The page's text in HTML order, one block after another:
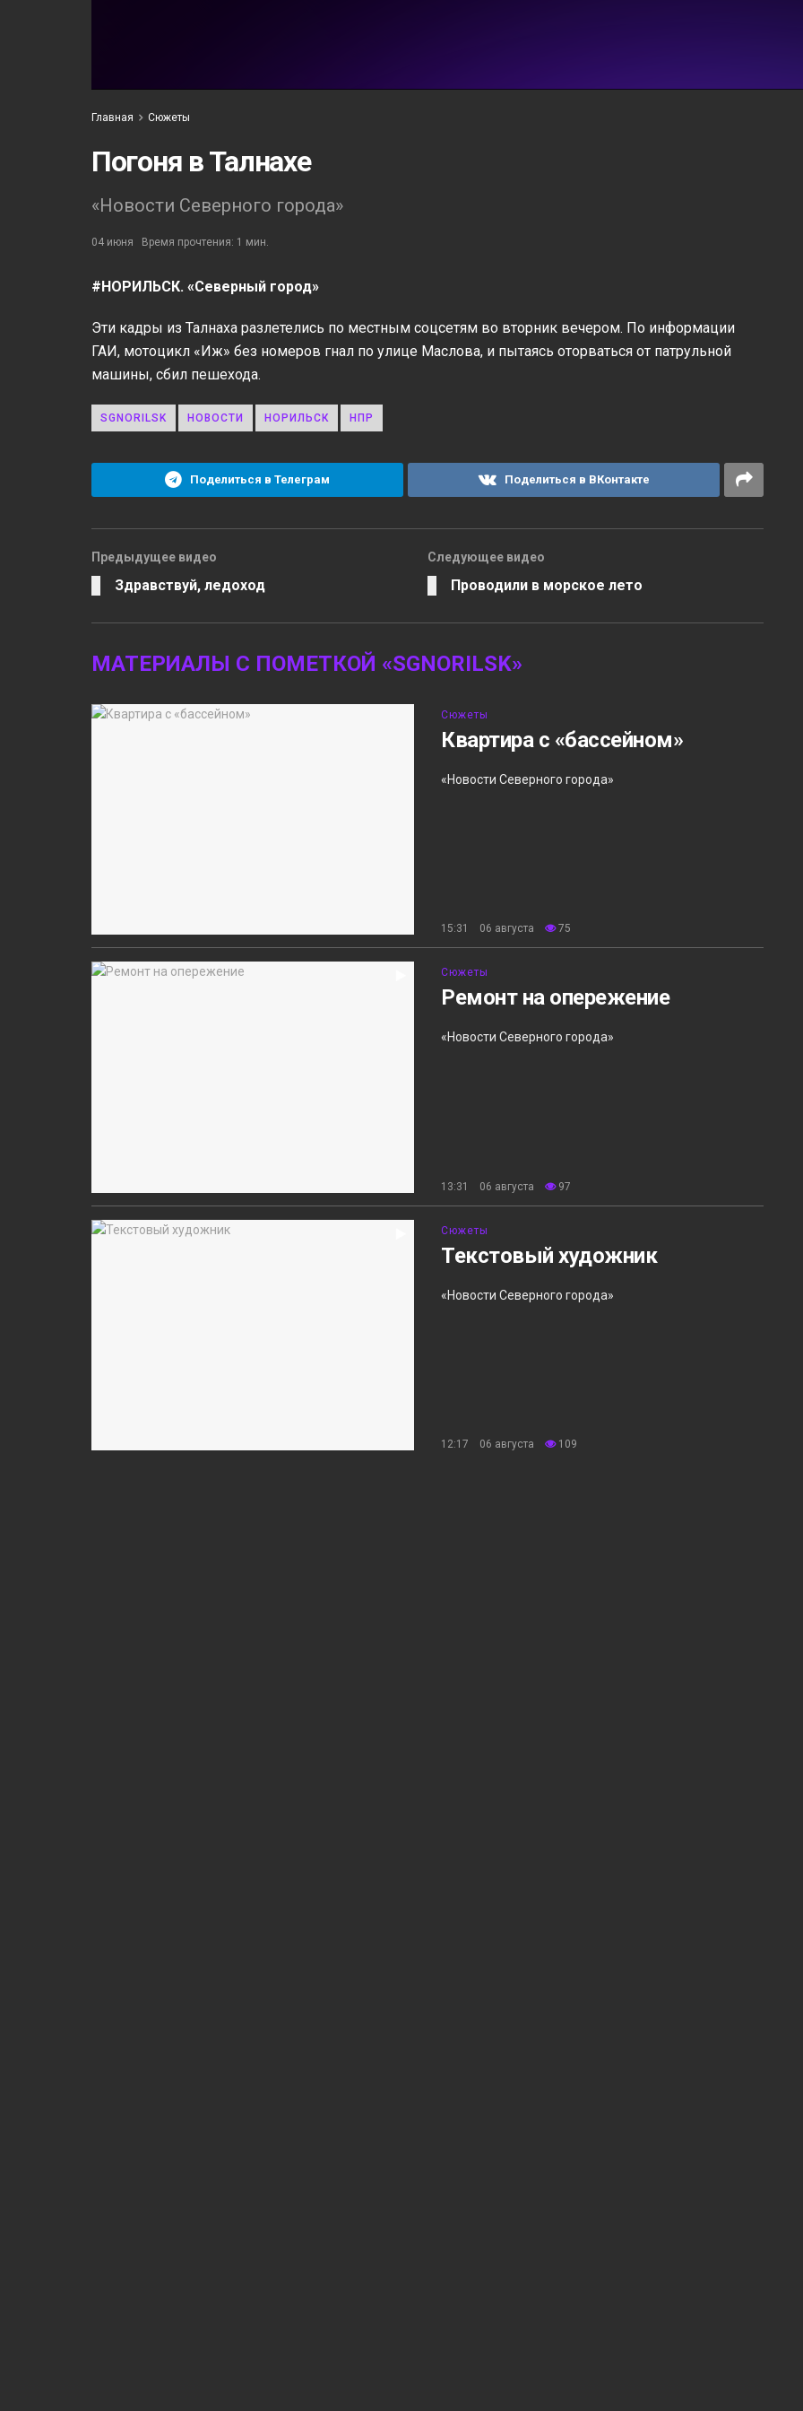
Главная Сюжеты
Погоня в Талнахе
«Новости Северного города»
04 июня Время прочтения: 1 мин.
#НОРИЛЬСК. «Северный город»
Эти кадры из Талнаха разлетелись по местным соцсетям во вторник вечером. По информации
ГАИ, мотоцикл «Иж» без номеров гнал по улице Маслова, и пытаясь оторваться от патрульной
машины, сбил пешехода.
SGNORILSK НОВОСТИ НОРИЛЬСК НПР
Поделиться в Телеграм Поделиться в ВКонтакте
Предыдущее видео
Здравствуй, ледоход
Следующее видео
Проводили в морское лето
МАТЕРИАЛЫ С ПОМЕТКОЙ «SGNORILSK»
Сюжеты
Квартира с «бассейном»
«Новости Северного города»
15:31 06 августа 75
Сюжеты
Ремонт на опережение
«Новости Северного города»
13:31 06 августа 97
Сюжеты
Текстовый художник
«Новости Северного города»
12:17 06 августа 109